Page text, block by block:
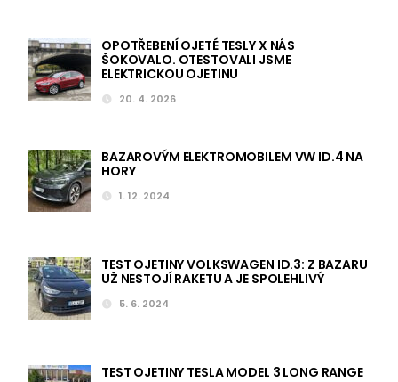
OPOTŘEBENÍ OJETÉ TESLY X NÁS
ŠOKOVALO. OTESTOVALI JSME
ELEKTRICKOU OJETINU
20. 4. 2026
BAZAROVÝM ELEKTROMOBILEM VW ID.4 NA
HORY
1. 12. 2024
TEST OJETINY VOLKSWAGEN ID.3: Z BAZARU
UŽ NESTOJÍ RAKETU A JE SPOLEHLIVÝ
5. 6. 2024
TEST OJETINY TESLA MODEL 3 LONG RANGE